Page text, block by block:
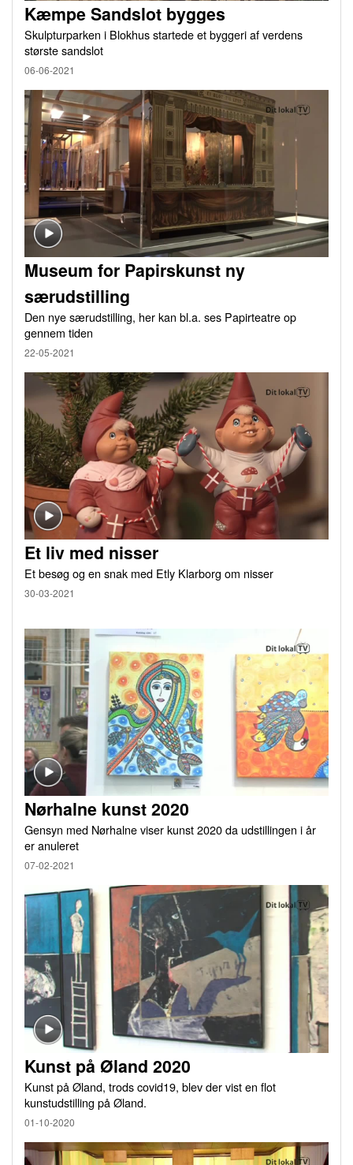
Kæmpe Sandslot bygges
Skulpturparken i Blokhus startede et byggeri af verdens
største sandslot
06-06-2021
Museum for Papirskunst ny
særudstilling
Den nye særudstilling, her kan bl.a. ses Papirteatre op
gennem tiden
22-05-2021
Et liv med nisser
Et besøg og en snak med Etly Klarborg om nisser
30-03-2021
Nørhalne kunst 2020
Gensyn med Nørhalne viser kunst 2020 da udstillingen i år
er anuleret
07-02-2021
Kunst på Øland 2020
Kunst på Øland, trods covid19, blev der vist en flot
kunstudstilling på Øland.
01-10-2020